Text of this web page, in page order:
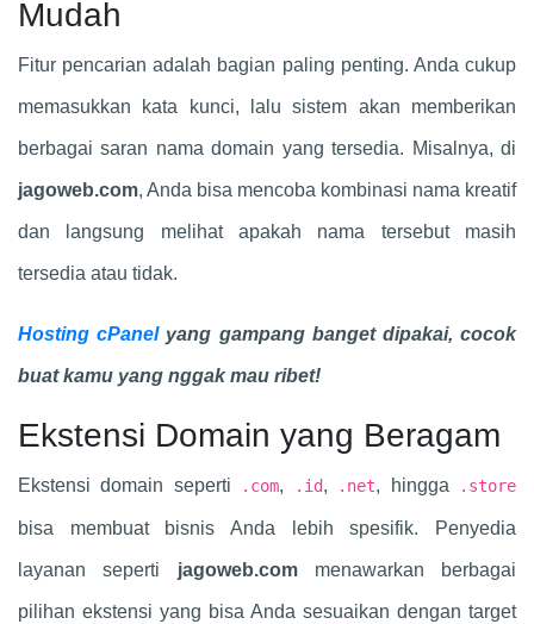
Mudah
Fitur pencarian adalah bagian paling penting. Anda cukup
memasukkan kata kunci, lalu sistem akan memberikan
berbagai saran nama domain yang tersedia. Misalnya, di
jagoweb.com, Anda bisa mencoba kombinasi nama kreatif
dan langsung melihat apakah nama tersebut masih
tersedia atau tidak.
Hosting cPanelyang gampang banget dipakai, cocok
buat kamu yang nggak mau ribet!
Ekstensi Domain yang Beragam
Ekstensi domain seperti .com, .id, .net, hingga .store
bisa membuat bisnis Anda lebih spesifik. Penyedia
layanan seperti jagoweb.commenawarkan berbagai
pilihan ekstensi yang bisa Anda sesuaikan dengan target